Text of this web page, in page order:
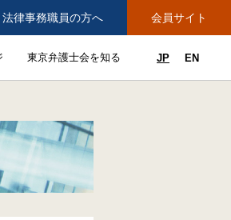
法律事務職員の方へ 会員サイト
を開閉
ッセージのサブメニューを開閉
東京弁護士会を知る東京弁護士会を知るのサブメニ
JP EN